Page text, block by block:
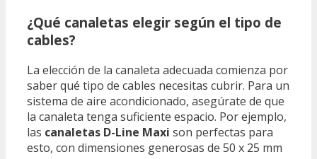
¿Qué canaletas elegir según el tipo de
cables?
La elección de la canaleta adecuada comienza por
saber qué tipo de cables necesitas cubrir. Para un
sistema de aire acondicionado, asegúrate de que
la canaleta tenga suficiente espacio. Por ejemplo,
las canaletas D-Line Maxi son perfectas para
esto, con dimensiones generosas de 50 x 25 mm